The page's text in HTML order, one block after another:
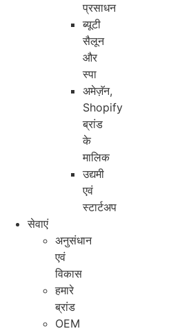
प्रसाधन
ब्यूटी
सैलून
और
स्पा
अमेज़ॅन,
Shopify
ब्रांड
के
मालिक
उद्यमी
एवं
स्टार्टअप
सेवाएं
अनुसंधान
एवं
विकास
हमारे
ब्रांड
OEM